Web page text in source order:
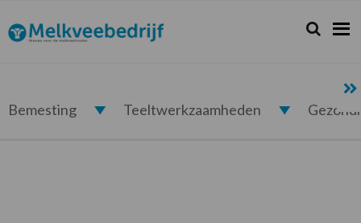
de
hoofdnavigatie
de
hoofd
de
eerste
de
voettekst
Melkveebedrijf.nl Zoeken...
Zoek
Bemesting Teeltwerkzaamheden